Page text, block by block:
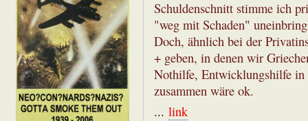
Schuldenschnitt stimme ich
"weg mit Schaden"
Doch, ähnlich bei der
+ geben, in denen wir
Nothilfe, Entwicklungshilfe in
zusammen wäre ok.
... link